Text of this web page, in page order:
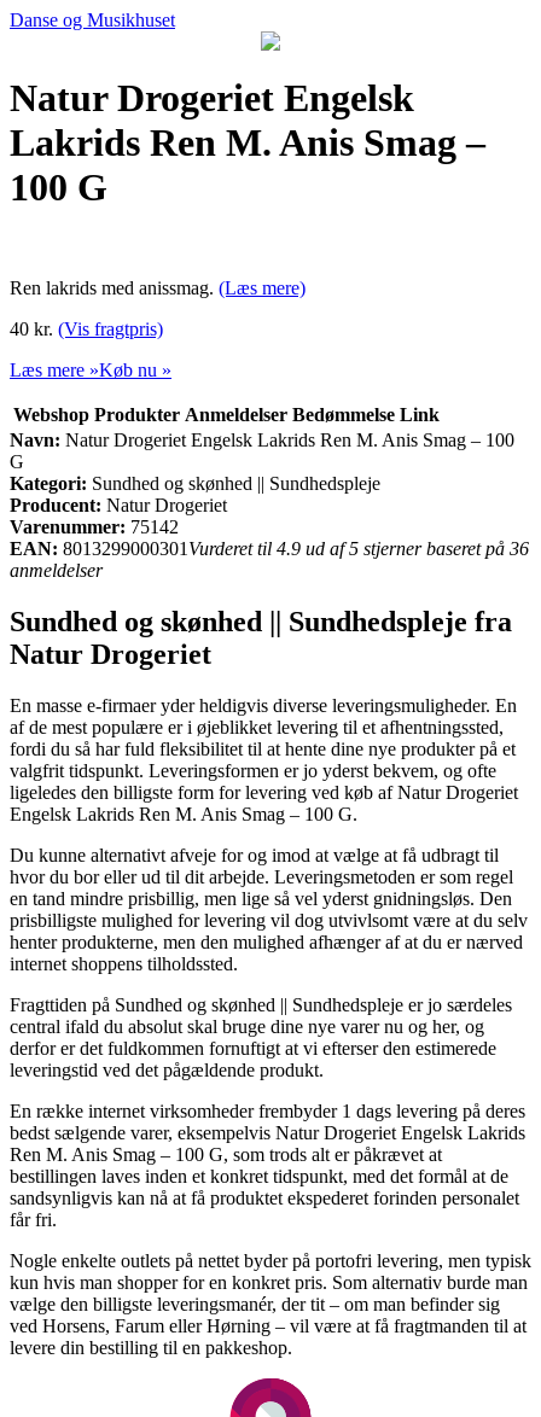
Danse og Musikhuset
Natur Drogeriet Engelsk
Lakrids Ren M. Anis Smag –
100 G
Ren lakrids med anissmag. (Læs mere)
40 kr. (Vis fragtpris)
Læs mere »Køb nu »
Webshop Produkter Anmeldelser Bedømmelse Link
Navn: Natur Drogeriet Engelsk Lakrids Ren M. Anis Smag – 100
G
Kategori: Sundhed og skønhed || Sundhedspleje
Producent: Natur Drogeriet
Varenummer: 75142
EAN: 8013299000301 Vurderet til 4.9 ud af 5 stjerner baseret på 36
anmeldelser
Sundhed og skønhed || Sundhedspleje fra
Natur Drogeriet
En masse e-firmaer yder heldigvis diverse leveringsmuligheder. En
af de mest populære er i øjeblikket levering til et afhentningssted,
fordi du så har fuld fleksibilitet til at hente dine nye produkter på et
valgfrit tidspunkt. Leveringsformen er jo yderst bekvem, og ofte
ligeledes den billigste form for levering ved køb af Natur Drogeriet
Engelsk Lakrids Ren M. Anis Smag – 100 G.
Du kunne alternativt afveje for og imod at vælge at få udbragt til
hvor du bor eller ud til dit arbejde. Leveringsmetoden er som regel
en tand mindre prisbillig, men lige så vel yderst gnidningsløs. Den
prisbilligste mulighed for levering vil dog utvivlsomt være at du selv
henter produkterne, men den mulighed afhænger af at du er nærved
internet shoppens tilholdssted.
Fragttiden på Sundhed og skønhed || Sundhedspleje er jo særdeles
central ifald du absolut skal bruge dine nye varer nu og her, og
derfor er det fuldkommen fornuftigt at vi efterser den estimerede
leveringstid ved det pågældende produkt.
En række internet virksomheder frembyder 1 dags levering på deres
bedst sælgende varer, eksempelvis Natur Drogeriet Engelsk Lakrids
Ren M. Anis Smag – 100 G, som trods alt er påkrævet at
bestillingen laves inden et konkret tidspunkt, med det formål at de
sandsynligvis kan nå at få produktet ekspederet forinden personalet
får fri.
Nogle enkelte outlets på nettet byder på portofri levering, men typisk
kun hvis man shopper for en konkret pris. Som alternativ burde man
vælge den billigste leveringsmanér, der tit – om man befinder sig
ved Horsens, Farum eller Hørning – vil være at få fragtmanden til at
levere din bestilling til en pakkeshop.